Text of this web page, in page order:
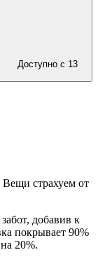
Доступно с 13
Вещи страхуем от
добавив к
покрывает 90%
20%.